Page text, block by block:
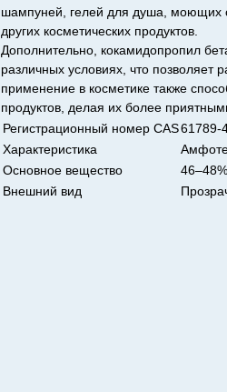
шампуней, гелей для душа, моющих
других косметических продуктов.
Дополнительно, кокамидопропил
различных условиях, что позволяет
применение в косметике также
продуктов, делая их более
Регистрационный номер CAS61789-
Характеристика
Основное вещество
46–48%
Внешний вид